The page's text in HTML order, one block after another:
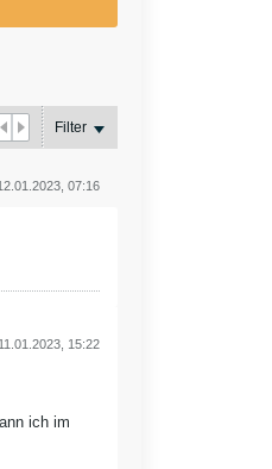
Filter
07:16
11.01.2023, 15:22
ich im